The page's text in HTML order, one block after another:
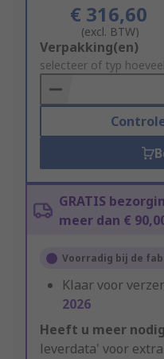
€ 316,60
(excl. BTW)
Add
to
Basket
Verpakking(en)
selecteer of typ
GRATIS
meer dan €
Voorradig bij de
Klaar voor
2026
Heeft u meer
leverdata' voor